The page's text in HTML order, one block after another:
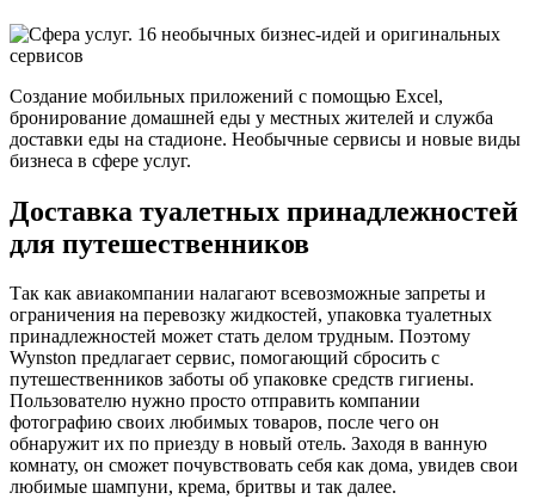
Создание мобильных приложений с помощью Excel,
бронирование домашней еды у местных жителей и служба
доставки еды на стадионе. Необычные сервисы и новые виды
бизнеса в сфере услуг.
Доставка туалетных принадлежностей
для путешественников
Так как авиакомпании налагают всевозможные запреты и
ограничения на перевозку жидкостей, упаковка туалетных
принадлежностей может стать делом трудным. Поэтому
Wynston предлагает сервис, помогающий сбросить с
путешественников заботы об упаковке средств гигиены.
Пользователю нужно просто отправить компании
фотографию своих любимых товаров, после чего он
обнаружит их по приезду в новый отель. Заходя в ванную
комнату, он сможет почувствовать себя как дома, увидев свои
любимые шампуни, крема, бритвы и так далее.